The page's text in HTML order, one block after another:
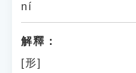
ní
解釋：
[形]